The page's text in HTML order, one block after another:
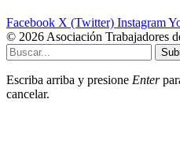
Facebook X (Twitter) Instagram
© 2026 Asociación Trabajadores
Escriba arriba y presione Enter
cancelar.